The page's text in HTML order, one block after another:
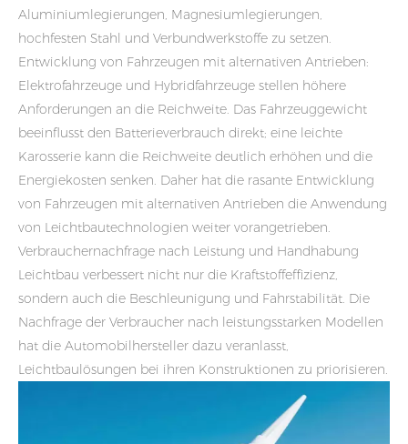
Aluminiumlegierungen, Magnesiumlegierungen,
hochfesten Stahl und Verbundwerkstoffe zu setzen.
Entwicklung von Fahrzeugen mit alternativen Antrieben:
Elektrofahrzeuge und Hybridfahrzeuge stellen höhere
Anforderungen an die Reichweite. Das Fahrzeuggewicht
beeinflusst den Batterieverbrauch direkt; eine leichte
Karosserie kann die Reichweite deutlich erhöhen und die
Energiekosten senken. Daher hat die rasante Entwicklung
von Fahrzeugen mit alternativen Antrieben die Anwendung
von Leichtbautechnologien weiter vorangetrieben.
Verbrauchernachfrage nach Leistung und Handhabung
Leichtbau verbessert nicht nur die Kraftstoffeffizienz,
sondern auch die Beschleunigung und Fahrstabilität. Die
Nachfrage der Verbraucher nach leistungsstarken Modellen
hat die Automobilhersteller dazu veranlasst,
Leichtbaulösungen bei ihren Konstruktionen zu priorisieren.